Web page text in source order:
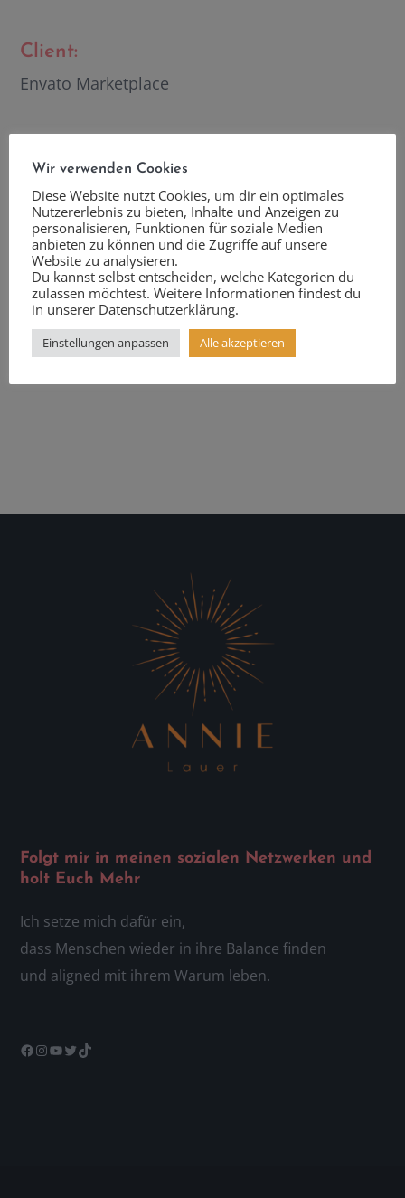
Client:
Envato Marketplace
6000x2844px
You may also like
Folgt mir in meinen sozialen Netzwerken und
holt Euch Mehr
Ich setze mich dafür ein,
dass Menschen wieder in ihre Balance finden
und aligned mit ihrem Warum leben.
Wir verwenden Cookies
Diese Website nutzt Cookies, um dir ein optimales
Nutzererlebnis zu bieten, Inhalte und Anzeigen zu
personalisieren, Funktionen für soziale Medien
anbieten zu können und die Zugriffe auf unsere
Website zu analysieren.
Du kannst selbst entscheiden, welche Kategorien du
zulassen möchtest. Weitere Informationen findest du
in unserer Datenschutzerklärung.
Einstellungen anpassen Alle akzeptieren